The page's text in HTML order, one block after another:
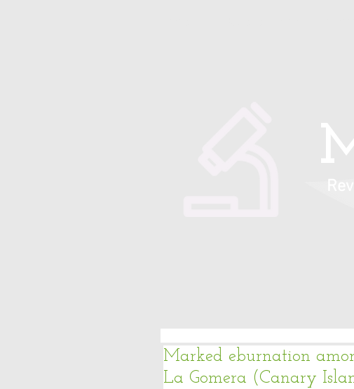
Marked eburnation
La Gomera (Canary